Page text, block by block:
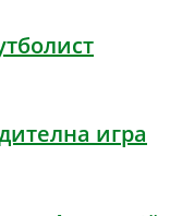
игра